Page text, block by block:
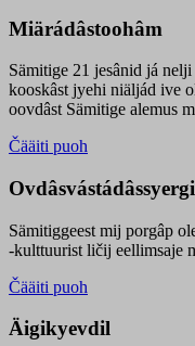
Miärádâstoohâm
Sämitige 21 jesânid já
kooskâst jyehi niäljád ive
oovdâst Sämitige alemus
Čääiti puoh
Sämitiggeest mij porgâp
-kulttuurist ličij eellimsaje
Čääiti puoh
Äigikyevdil